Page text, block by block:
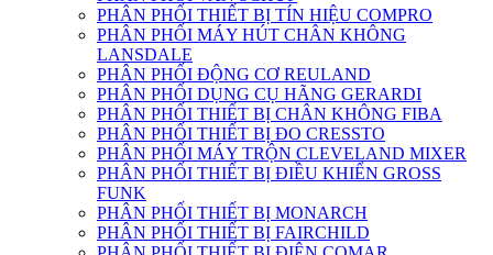
PHÂN PHỐI THIẾT BỊ TÍN HIỆU COMPRO
PHÂN PHỐI MÁY HÚT CHÂN KHÔNG
LANSDALE
PHÂN PHỐI ĐỘNG CƠ REULAND
PHÂN PHỐI DỤNG CỤ HÃNG GERARDI
PHÂN PHỐI THIẾT BỊ CHÂN KHÔNG FIBA
PHÂN PHỐI THIẾT BỊ ĐO CRESSTO
PHÂN PHỐI MÁY TRỘN CLEVELAND MIXER
PHÂN PHỐI THIẾT BỊ ĐIỀU KHIỂN GROSS
FUNK
PHÂN PHỐI THIẾT BỊ MONARCH
PHÂN PHỐI THIẾT BỊ FAIRCHILD